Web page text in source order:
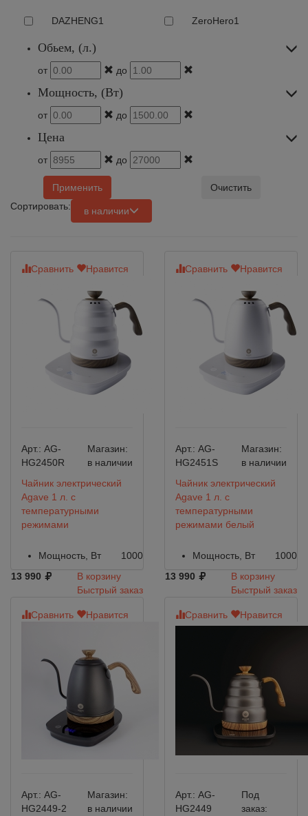
DAZHENG1 ZeroHero1
Обьем, (л.)
от до
Мощность, (Вт)
от до
Цена
от до
Применить
Очистить
Сортировать:
в наличии
Сравнить Нравится
Арт.: AG-
HG2450R
Магазин:
в наличии
Чайник электрический
Agave 1 л. c
температурными
режимами
Мощность, Вт
1000
13 990
В корзину
Быстрый заказ
Сравнить Нравится
Арт.: AG-
HG2451S
Магазин:
в наличии
Чайник электрический
Agave 1 л. c
температурными
режимами белый
Мощность, Вт
1000
13 990
В корзину
Быстрый заказ
Сравнить Нравится
Арт.: AG-
HG2449-2
Магазин:
в наличии
Сравнить Нравится
Арт.: AG-
HG2449
Под
заказ: